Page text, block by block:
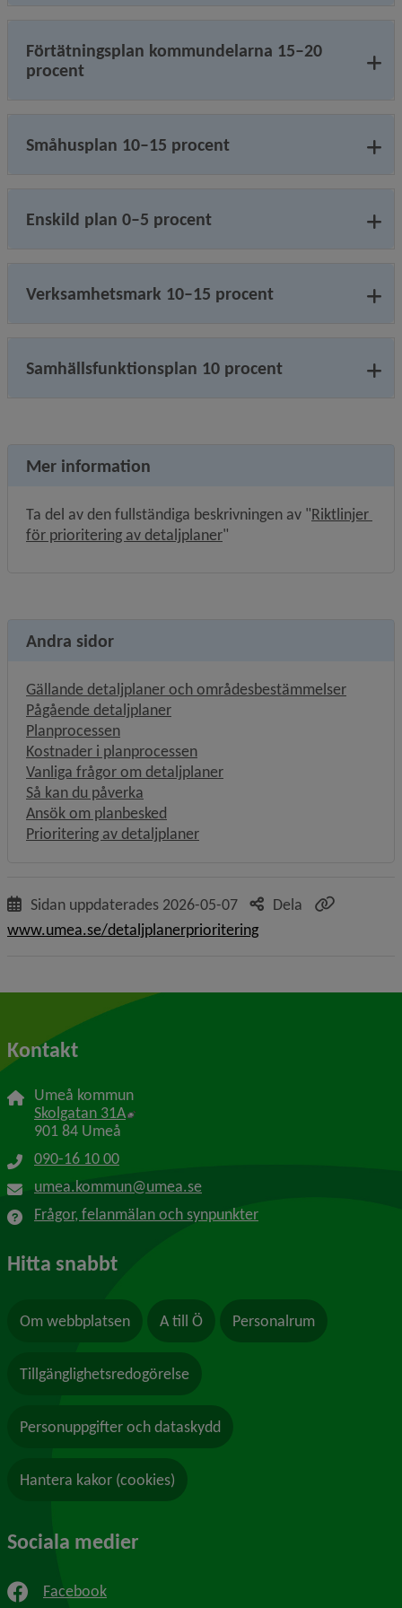
Förtätningsplan kommundelarna 15–20
procent
Småhusplan 10–15 procent
Enskild plan 0–5 procent
Verksamhetsmark 10–15 procent
Samhällsfunktionsplan 10 procent
Mer information
Ta del av den fullständiga beskrivningen av "Riktlinjer
för prioritering av detaljplaner, 577.5 kB, öppnas i nytt
"
Andra sidor
Gällande detaljplaner och områdesbestämmelser
Pågående detaljplaner
Planprocessen
Kostnader i planprocessen
Vanliga frågor om detaljplaner
Så kan du påverka
Ansök om planbesked
Prioritering av detaljplaner
Sidan uppdaterades 2026-05-07
Dela
www.umea.se/detaljplanerprioritering
Kontakt
Umeå kommun
Skolgatan 31A Länk till annan webbplats, öppnas i nytt
901 84 Umeå
090-16 10 00
umea.kommun@umea.se
Frågor, felanmälan och synpunkter
Hitta snabbt
Om webbplatsen A till Ö Personalrum
Tillgänglighetsredogörelse
Personuppgifter och dataskydd
Hantera kakor (cookies)
Sociala medier
Facebook